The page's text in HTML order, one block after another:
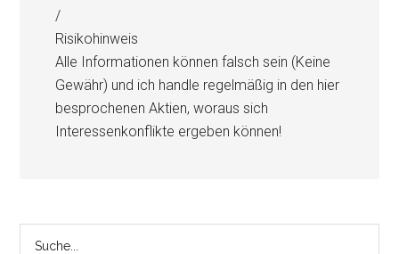
/
Risikohinweis
Alle Informationen können falsch sein (Keine
Gewähr) und ich handle regelmäßig in den hier
besprochenen Aktien, woraus sich
Interessenkonflikte ergeben können!